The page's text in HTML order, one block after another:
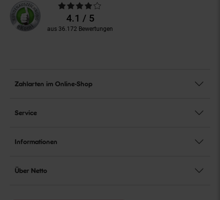
Durchschnittliche
Bewertungen4.1 / 5
aus 36.172 Bewertungen
Zahlarten im Online-Shop
Service
Informationen
Über Netto